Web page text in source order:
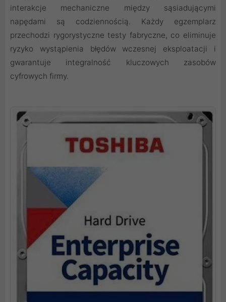
interakcje mechaniczne między sąsiadującymi
napędami są codziennością. Każdy egzemplarz
przechodzi rygorystyczne testy fabryczne, co eliminuje
ryzyko wystąpienia błędów wczesnej eksploatacji i
gwarantuje integralność kluczowych zasobów
cyfrowych firmy.